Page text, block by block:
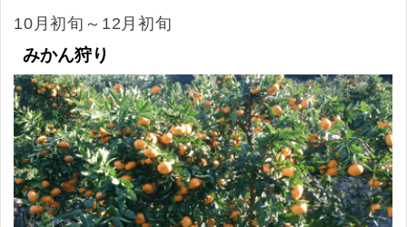
10月初旬～12月初旬
みかん狩り